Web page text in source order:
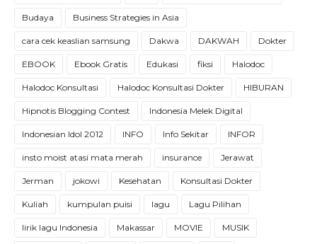
Budaya Business Strategies in Asia
cara cek keaslian samsung Dakwa DAKWAH Dokter
EBOOK Ebook Gratis Edukasi fiksi Halodoc
Halodoc Konsultasi Halodoc Konsultasi Dokter HIBURAN
Hipnotis Blogging Contest Indonesia Melek Digital
Indonesian Idol 2012 INFO Info Sekitar INFOR
insto moist atasi mata merah insurance Jerawat
Jerman jokowi Kesehatan Konsultasi Dokter
Kuliah kumpulan puisi lagu Lagu Pilihan
lirik lagu Indonesia Makassar MOVIE MUSIK